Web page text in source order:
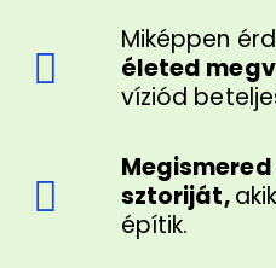
Miképpen
életed
víziód
sztoriját,
építik.